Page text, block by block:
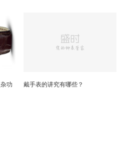
功
戴手表的讲究有哪些？